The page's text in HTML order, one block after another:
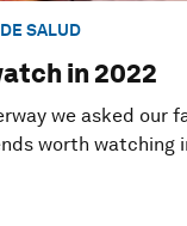
SALUD
in 2022
we asked our
worth watching